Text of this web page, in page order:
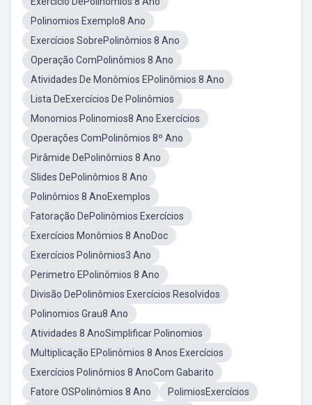
Polinomios Exemplo8 Ano
Exercícios SobrePolinômios 8 Ano
Operação ComPolinômios 8 Ano
Atividades De Monômios EPolinômios 8 Ano
Lista DeExercícios De Polinômios
Monomios Polinomios8 Ano Exercícios
Operações ComPolinômios 8º Ano
Pirâmide DePolinômios 8 Ano
Slides DePolinômios 8 Ano
Polinômios 8 AnoExemplos
Fatoração DePolinômios Exercícios
Exercícios Monômios 8 AnoDoc
Exercícios Polinômios3 Ano
Perimetro EPolinômios 8 Ano
Divisão DePolinômios Exercícios Resolvidos
Polinomios Grau8 Ano
Atividades 8 AnoSimplificar Polinomios
Multiplicação EPolinômios 8 Anos Exercícios
Exercícios Polinômios 8 AnoCom Gabarito
Fatore OSPolinômios 8 Ano
PolimiosExercícios